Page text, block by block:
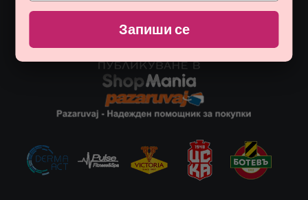
Запиши се